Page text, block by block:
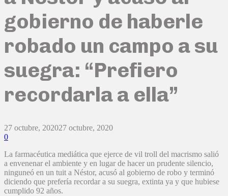
gobierno de haberle
robado un campo a su
suegra: “Prefiero
recordarla a ella”
27 octubre, 202027 octubre, 2020
0
La farmacéutica mediática que ejerce de vil troll del macrismo salió
a envenenar el ambiente y en lugar de hacer un prudente silencio,
ninguneó en un tuit a Néstor, acusó al gobierno de robo y terminó
diciendo que prefería recordar a su suegra, extinta ya y que hubiese
cumplido 92 años.